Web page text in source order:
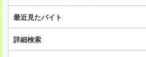
最近見たバイト
詳細検索